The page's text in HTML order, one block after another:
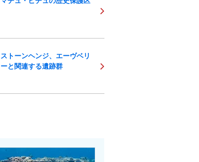
ストーンヘンジ、エーヴベリ
ーと関連する遺跡群